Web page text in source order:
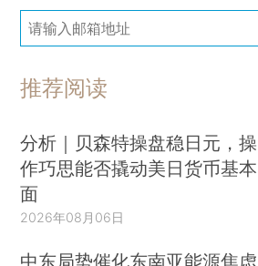
推荐阅读
分析｜贝森特操盘稳日元，操
作巧思能否撬动美日货币基本
面
2026年08月06日
中东局势催化东南亚能源焦虑